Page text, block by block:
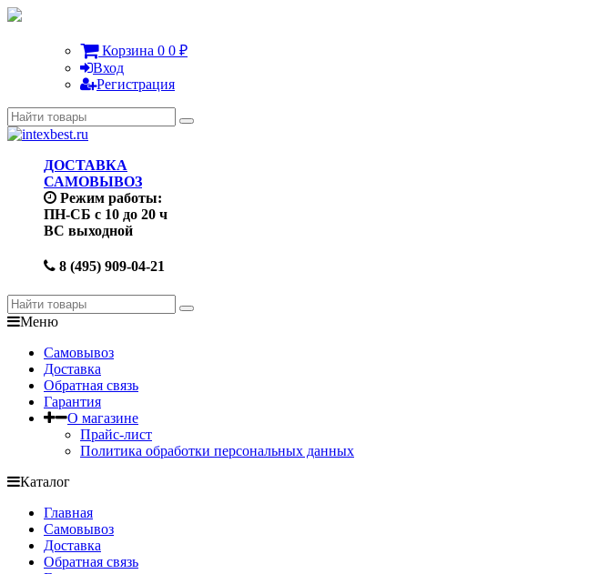
Корзина 0 0 ₽
Вход
Регистрация
ДОСТАВКА
САМОВЫВОЗ
Режим работы:
ПН-СБ с 10 до 20 ч
ВС выходной
8 (495) 909-04-21
Меню
Самовывоз
Доставка
Обратная связь
Гарантия
О магазине
Прайс-лист
Политика обработки персональных данных
Каталог
Главная
Самовывоз
Доставка
Обратная связь